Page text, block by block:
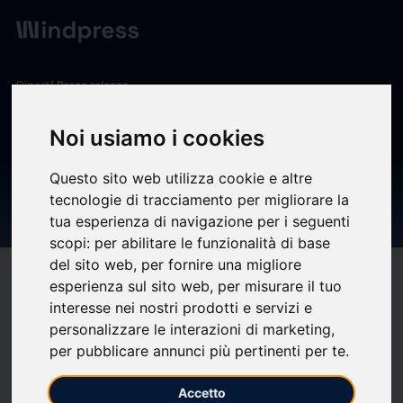
Noi usiamo i cookies
Questo sito web utilizza cookie e altre
tecnologie di tracciamento per migliorare la
tua esperienza di navigazione per i seguenti
scopi: per abilitare le funzionalità di base
del sito web, per fornire una migliore
esperienza sul sito web, per misurare il tuo
interesse nei nostri prodotti e servizi e
personalizzare le interazioni di marketing,
per pubblicare annunci più pertinenti per te.
Accetto
Digest/ Press release
Avviso di deposito di liste per
il rinnovo del Collegio
Sindacale
(0)bookmark_borderupload Share
Avviso di deposito di liste per il rinnovo del Collegio Sindacale